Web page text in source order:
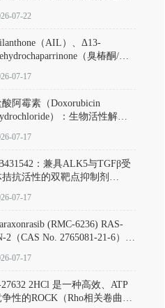
下的高灵敏度、非侵入式生物
用瓶颈
07-22
（AIL）、Δ13-
（臭椿酮/臭
货号 D806885
07-17
酸阿霉素（Doxorubicin
）：生物活性解
07-17
：兼具ALK5与TGFβ受
拮抗活性的双靶点抑制剂
）
07-17
(RMC-6236) RAS-
2（CAS No. 2765081-21-6）：
NRAS/HRAS的广谱RAS
07-17
27632 2HCl 是一种高效、ATP
争性的ROCK（Rho相关卷曲螺